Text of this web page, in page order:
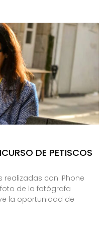
DE PETISCOS
realizadas con iPhone
de la fotógrafa
la oportunidad de